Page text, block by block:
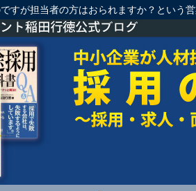
すが担当者の方はおられますか？という